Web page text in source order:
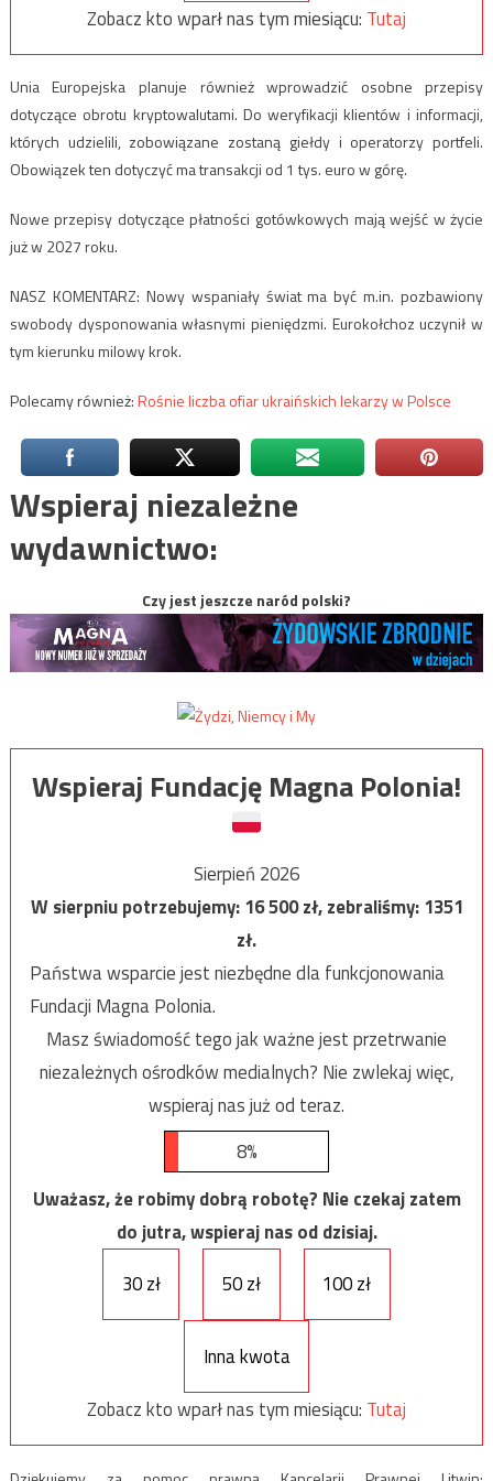
Zobacz kto wparł nas tym miesiącu: Tutaj
Unia Europejska planuje również wprowadzić osobne przepisy
dotyczące obrotu kryptowalutami. Do weryfikacji klientów i informacji,
których udzielili, zobowiązane zostaną giełdy i operatorzy portfeli.
Obowiązek ten dotyczyć ma transakcji od 1 tys. euro w górę.
Nowe przepisy dotyczące płatności gotówkowych mają wejść w życie
już w 2027 roku.
NASZ KOMENTARZ: Nowy wspaniały świat ma być m.in. pozbawiony
swobody dysponowania własnymi pieniędzmi. Eurokołchoz uczynił w
tym kierunku milowy krok.
Polecamy również:Rośnie liczba ofiar ukraińskich lekarzy w Polsce
Wspieraj niezależne
wydawnictwo:
Czy jest jeszcze naród polski?
Wspieraj Fundację Magna Polonia!
Sierpień 2026
W sierpniu potrzebujemy:16 500zł, zebraliśmy:1351
zł.
Państwa wsparcie jest niezbędne dla funkcjonowania
Fundacji Magna Polonia.
Masz świadomość tego jak ważne jest przetrwanie
niezależnych ośrodków medialnych? Nie zwlekaj więc,
wspieraj nas już od teraz.
8%
Uważasz, że robimy dobrą robotę? Nie czekaj zatem
do jutra, wspieraj nas od dzisiaj.
30 zł
50 zł 100 zł
Inna kwota
Zobacz kto wparł nas tym miesiącu: Tutaj